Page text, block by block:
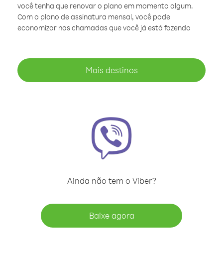
você tenha que renovar o plano em momento algum.
Com o plano de assinatura mensal, você pode
economizar nas chamadas que você já está fazendo
Mais destinos
Ainda não tem o Viber?
Baixe agora